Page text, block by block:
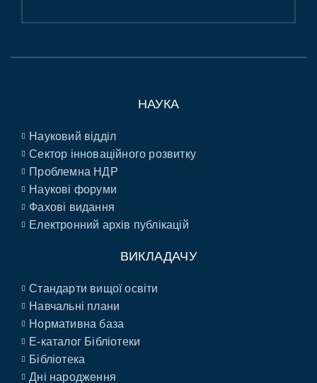
НАУКА
Науковий відділ
Сектор інноваційного розвитку
Проблемна НДР
Наукові форуми
Фахові видання
Електронний архів публікацій
ВИКЛАДАЧУ
Стандарти вищої освіти
Навчальні плани
Нормативна база
E-каталог Бібліотеки
Бібліотека
Дні народження